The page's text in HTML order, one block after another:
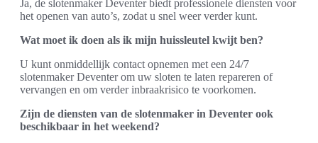
Ja, de slotenmaker Deventer biedt professionele diensten voor
het openen van auto’s, zodat u snel weer verder kunt.
Wat moet ik doen als ik mijn huissleutel kwijt ben?
U kunt onmiddellijk contact opnemen met een 24/7
slotenmaker Deventer om uw sloten te laten repareren of
vervangen en om verder inbraakrisico te voorkomen.
Zijn de diensten van de slotenmaker in Deventer ook
beschikbaar in het weekend?